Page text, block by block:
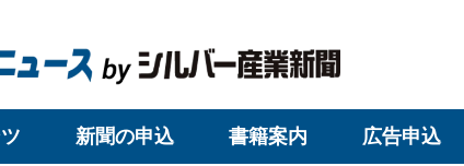
新聞の申込 書籍案内 広告申込